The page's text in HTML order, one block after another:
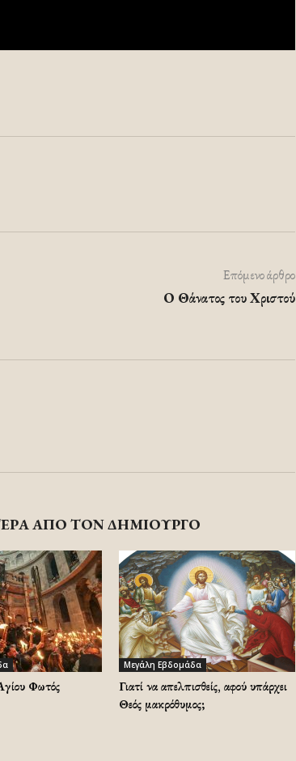
Επόμενο άρθρο
Ο Θάνατος του Χριστού
ΑΠΟ ΤΟΝ ΔΗΜΙΟΥΡΓΟ
Φωτός
Μεγάλη Εβδομάδα
Γιατί να απελπισθείς, αφού υπάρχει
Θεός μακρόθυμος;